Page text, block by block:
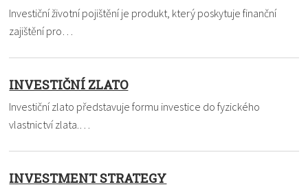
Investiční životní pojištění je produkt, který poskytuje finanční
zajištění pro…
INVESTIČNÍ ZLATO
Investiční zlato představuje formu investice do fyzického
vlastnictví zlata.…
INVESTMENT STRATEGY